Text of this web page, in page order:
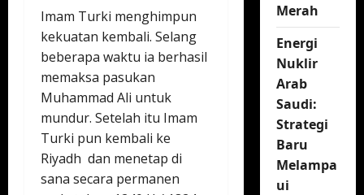
Imam Turki menghimpun
kekuatan kembali. Selang
beberapa waktu ia berhasil
memaksa pasukan
Muhammad Ali untuk
mundur. Setelah itu Imam
Turki pun kembali ke
Riyadh dan menetap di
sana secara permanen
Merah
Energi
Nuklir
Arab
Saudi:
Strategi
Baru
Melampa
ui